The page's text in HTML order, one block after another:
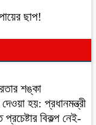
ছাপ!
শঙ্কা
হয়: প্রধানমন্ত্রী
বিকল্প নেই-